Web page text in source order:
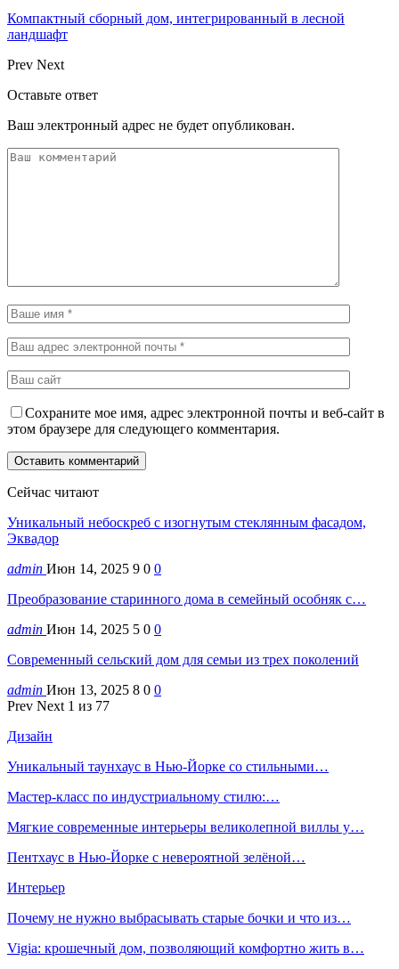
Компактный сборный дом, интегрированный в лесной
ландшафт
Prev Next
Оставьте ответ
Ваш электронный адрес не будет опубликован.
Сохраните мое имя, адрес электронной почты и веб-сайт в
этом браузере для следующего комментария.
Сейчас читают
Уникальный небоскреб с изогнутым стеклянным фасадом,
Эквадор
admin Июн 14, 2025 9 0 0
Преобразование старинного дома в семейный особняк с…
admin Июн 14, 2025 5 0 0
Современный сельский дом для семьи из трех поколений
admin Июн 13, 2025 8 0 0
Prev Next 1 из 77
Дизайн
Уникальный таунхаус в Нью-Йорке со стильными…
Мастер-класс по индустриальному стилю:…
Мягкие современные интерьеры великолепной виллы у…
Пентхаус в Нью-Йорке с невероятной зелёной…
Интерьер
Почему не нужно выбрасывать старые бочки и что из…
Vigia: крошечный дом, позволяющий комфортно жить в…